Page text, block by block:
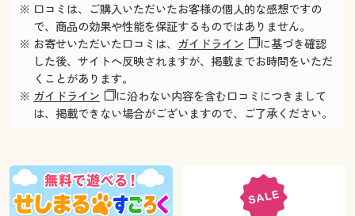
※ 口コミは、ご購入いただいたお客様の個人的な感想ですの
で、商品の効果や性能を保証するものではありません。
※ お寄せいただいた口コミは、 ガイドライン
に基づき確認
した後、サイトへ反映されますが、掲載までお時間をいただ
くことがあります。
※ ガイドライン
に沿わない内容を含む口コミにつきまして
は、掲載できない場合がございますので、ご了承ください。